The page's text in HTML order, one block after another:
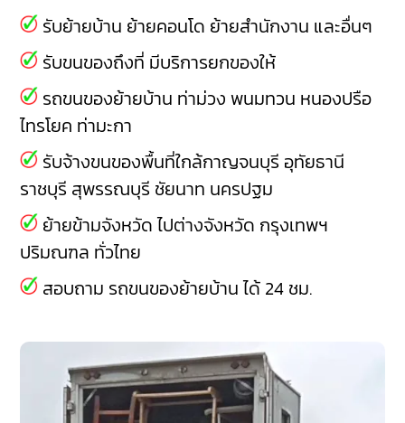
รับย้ายบ้าน ย้ายคอนโด ย้ายสำนักงาน และอื่นๆ
รับขนของถึงที่ มีบริการยกของให้
รถขนของย้ายบ้าน ท่าม่วง พนมทวน หนองปรือ
ไทรโยค ท่ามะกา
รับจ้างขนของพื้นที่ใกล้กาญจนบุรี อุทัยธานี
ราชบุรี สุพรรณบุรี ชัยนาท นครปฐม
ย้ายข้ามจังหวัด ไปต่างจังหวัด กรุงเทพฯ
ปริมณฑล ทั่วไทย
สอบถาม รถขนของย้ายบ้าน ได้ 24 ชม.